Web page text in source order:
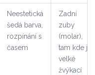
Neestetická
šedá barva,
rozpínání s
časem
Zadní
zuby
(molar),
tam kde je
velké
žvýkací